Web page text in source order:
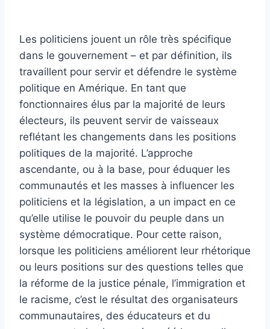
Les politiciens jouent un rôle très spécifique
dans le gouvernement – et par définition, ils
travaillent pour servir et défendre le système
politique en Amérique. En tant que
fonctionnaires élus par la majorité de leurs
électeurs, ils peuvent servir de vaisseaux
reflétant les changements dans les positions
politiques de la majorité. L’approche
ascendante, ou à la base, pour éduquer les
communautés et les masses à influencer les
politiciens et la législation, a un impact en ce
qu’elle utilise le pouvoir du peuple dans un
système démocratique. Pour cette raison,
lorsque les politiciens améliorent leur rhétorique
ou leurs positions sur des questions telles que
la réforme de la justice pénale, l’immigration et
le racisme, c’est le résultat des organisateurs
communautaires, des éducateurs et du